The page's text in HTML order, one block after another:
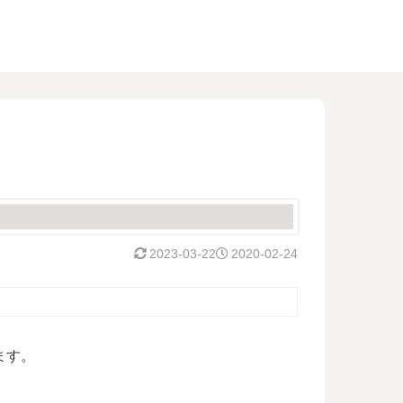
2020-02-24
2023-03-22
。